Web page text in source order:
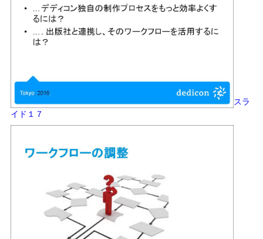
スラ
イド１７